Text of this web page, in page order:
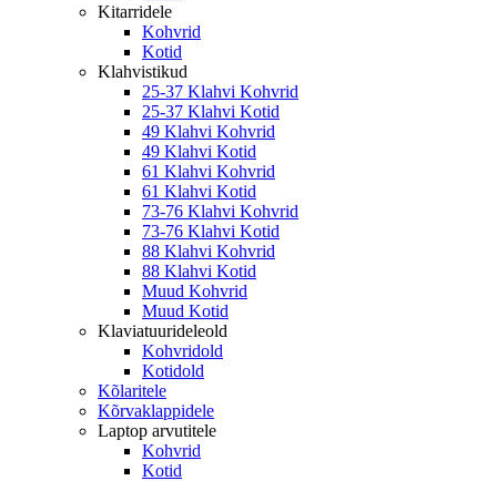
Kitarridele
Kohvrid
Kotid
Klahvistikud
25-37 Klahvi Kohvrid
25-37 Klahvi Kotid
49 Klahvi Kohvrid
49 Klahvi Kotid
61 Klahvi Kohvrid
61 Klahvi Kotid
73-76 Klahvi Kohvrid
73-76 Klahvi Kotid
88 Klahvi Kohvrid
88 Klahvi Kotid
Muud Kohvrid
Muud Kotid
Klaviatuurideleold
Kohvridold
Kotidold
Kõlaritele
Kõrvaklappidele
Laptop arvutitele
Kohvrid
Kotid